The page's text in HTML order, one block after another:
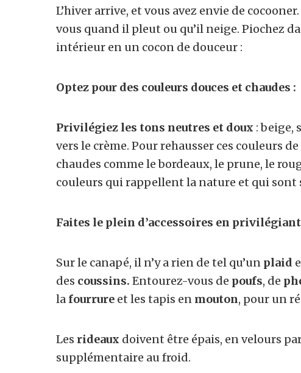
L’hiver arrive, et vous avez envie de
vous quand il pleut ou qu’il neige. Piochez
intérieur en un cocon de douceur :
Optez pour des couleurs douces et chaudes :
Privilégiez les tons neutres et doux : beige,
vers le crème. Pour rehausser ces couleurs
chaudes comme le bordeaux, le prune, le
couleurs qui rappellent la nature et qui sont
Faites le plein d’accessoires en
Sur le canapé, il n’y a rien de tel qu’un plaid
des coussins. Entourez-vous de poufs, de
la fourrure et les tapis en mouton, pour un
Les rideaux doivent être épais, en velours
supplémentaire au froid.